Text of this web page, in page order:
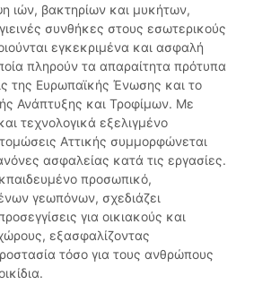
ιών, βακτηρίων και μυκήτων,
συνθήκες στους εσωτερικούς
εγκεκριμένα και ασφαλή
πληρούν τα απαραίτητα πρότυπα
της Ευρωπαϊκής Ένωσης και το
Ανάπτυξης και Τροφίμων. Με
τεχνολογικά εξελιγμένο
Αττικής συμμορφώνεται
ασφαλείας κατά τις εργασίες.
προσωπικό,
γεωπόνων, σχεδιάζει
για οικιακούς και
εξασφαλίζοντας
τόσο για τους ανθρώπους